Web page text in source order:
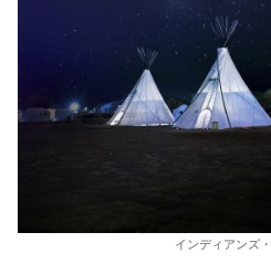
インディアンズ